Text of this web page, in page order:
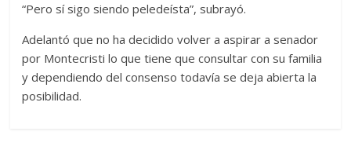
“Pero sí sigo siendo peledeísta”, subrayó.
Adelantó que no ha decidido volver a aspirar a senador
por Montecristi lo que tiene que consultar con su familia
y dependiendo del consenso todavía se deja abierta la
posibilidad.